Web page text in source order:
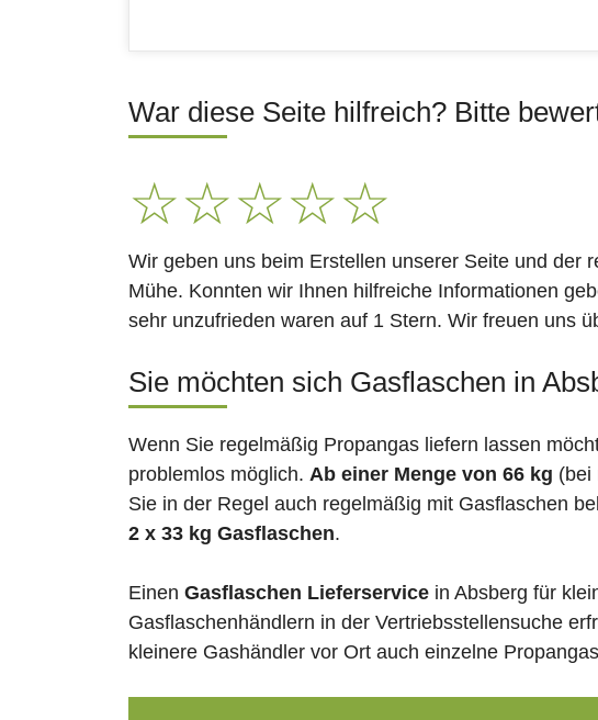
War diese Seite hilfreich? Bitte
☆☆☆☆☆
Wir geben uns beim Erstellen unserer Seite und der
Mühe. Konnten wir Ihnen hilfreiche Informationen
sehr unzufrieden waren auf 1 Stern. Wir freuen uns
Sie möchten sich Gasflaschen in
Wenn Sie regelmäßig Propangas liefern lassen
problemlos möglich. Ab einer Menge von 66 kg (bei
Sie in der Regel auch regelmäßig mit Gasflaschen
2 x 33 kg Gasflaschen.
Einen Gasflaschen Lieferservice in Absberg für
Gasflaschenhändlern in der Vertriebsstellensuche
kleinere Gashändler vor Ort auch einzelne